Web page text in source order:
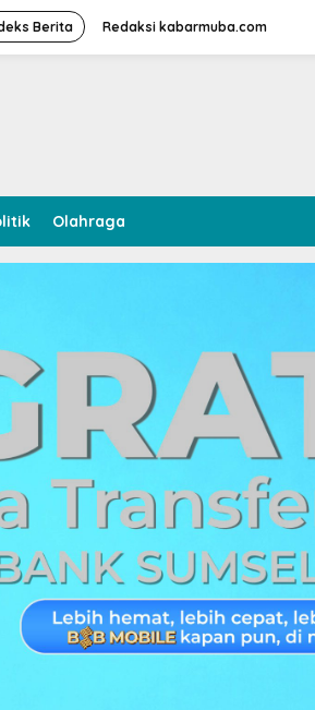
Berita Redaksi kabarmuba.com
Olahraga